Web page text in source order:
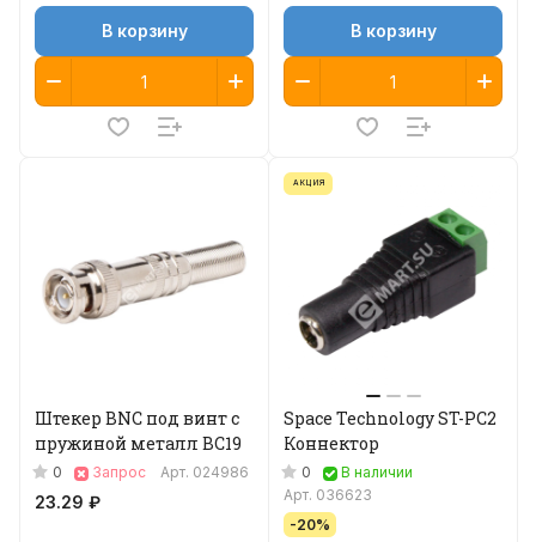
В корзину В корзину
Штекер BNC под винт с
пружиной металл BC19
0 Запрос Арт. 024986
23.29 ₽
АКЦИЯ
Space Technology ST-PC2
Коннектор
0
В наличии
Арт. 036623
-20%